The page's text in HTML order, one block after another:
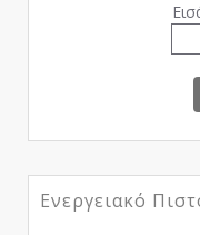
Ενεργειακό